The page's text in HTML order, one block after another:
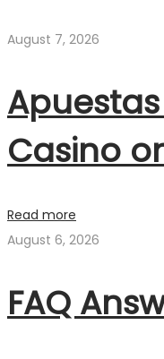
August 7, 2026
Casino
Read more
August 6, 2026
FAQ